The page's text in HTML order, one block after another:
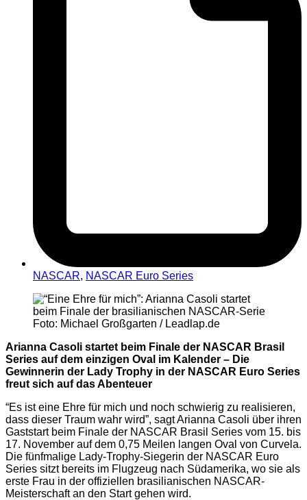
NASCAR, NASCAR Euro Series
Foto: Michael Großgarten / Leadlap.de
Arianna Casoli startet beim Finale der NASCAR Brasil
Series auf dem einzigen Oval im Kalender – Die
Gewinnerin der Lady Trophy in der NASCAR Euro Series
freut sich auf das Abenteuer
“Es ist eine Ehre für mich und noch schwierig zu realisieren,
dass dieser Traum wahr wird”, sagt Arianna Casoli über ihren
Gaststart beim Finale der NASCAR Brasil Series vom 15. bis
17. November auf dem 0,75 Meilen langen Oval von Curvela.
Die fünfmalige Lady-Trophy-Siegerin der NASCAR Euro
Series sitzt bereits im Flugzeug nach Südamerika, wo sie als
erste Frau in der offiziellen brasilianischen NASCAR-
Meisterschaft an den Start gehen wird.